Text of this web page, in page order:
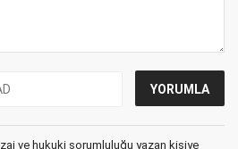
ve hukuki sorumluluğu yazan kişiye